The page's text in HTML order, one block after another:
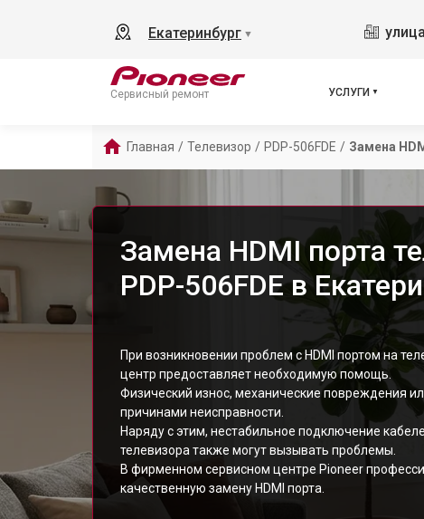
Екатеринбург ▼
Сервисный ремонт УСЛУГИ
Главная / Телевизор / PDP-506FDE / Замена
Замена HDMI порта
PDP-506FDE в
При возникновении проблем с HDMI портом на
центр предоставляет необходимую помощь.
Физический износ, механические повреждения
причинами неисправности.
Наряду с этим, нестабильное подключение
телевизора также могут вызывать проблемы.
В фирменном сервисном центре Pioneer
качественную замену HDMI порта.